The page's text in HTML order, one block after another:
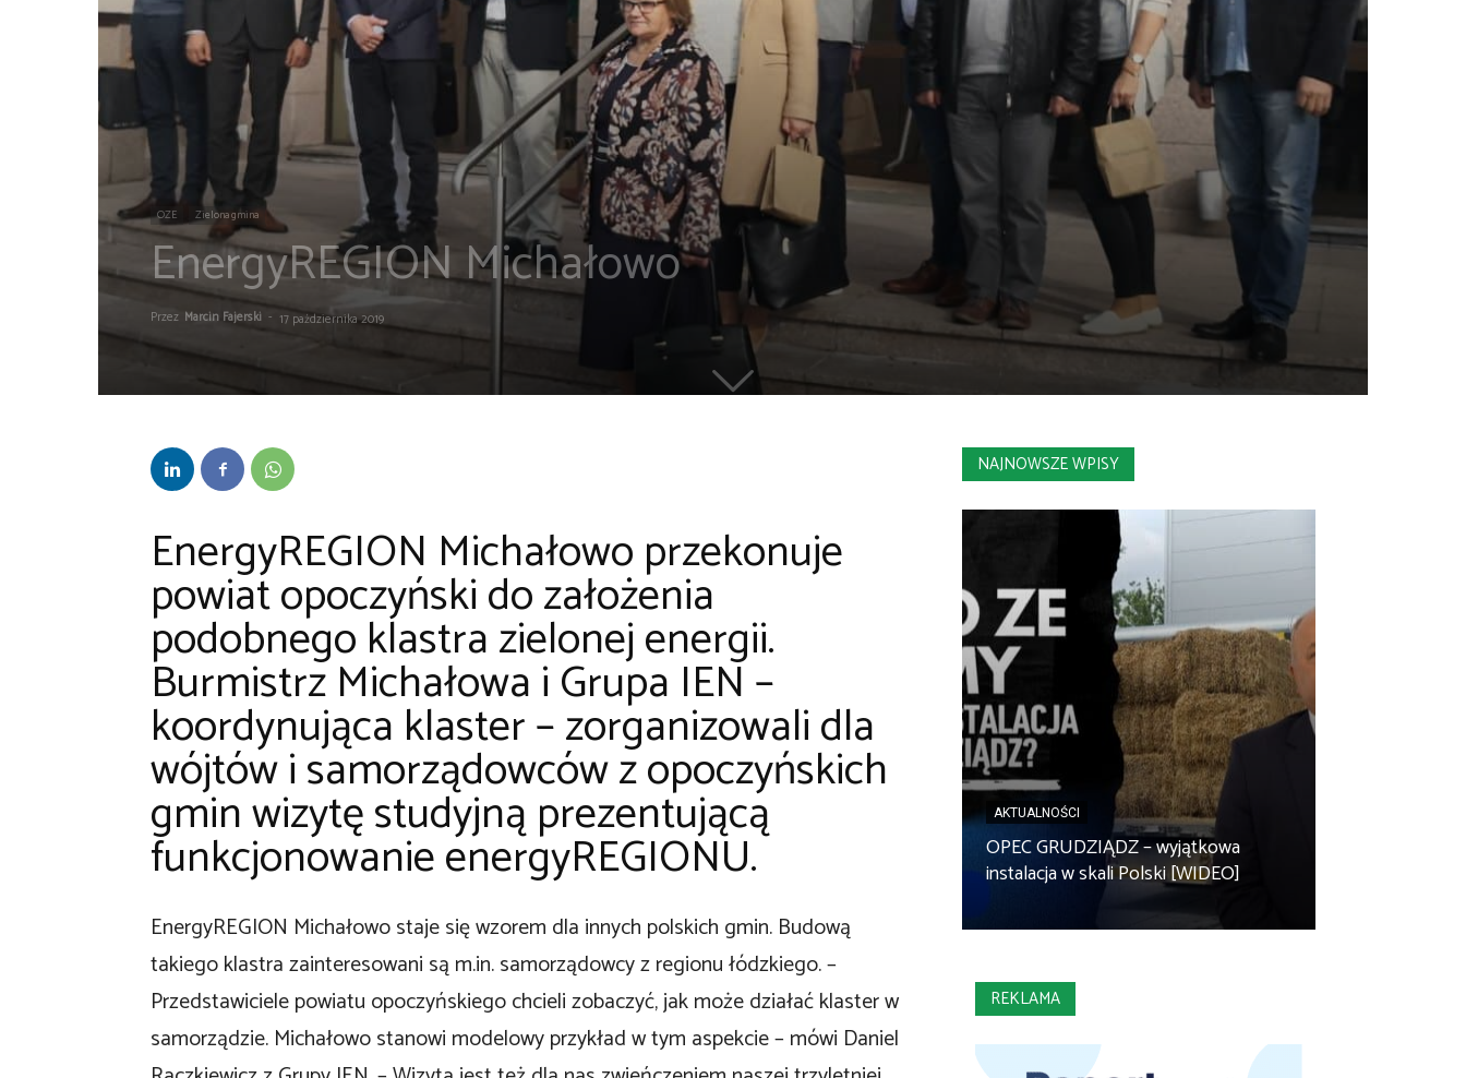
OZE Zielona gmina
EnergyREGION Michałowo
Przez Marcin Fajerski - 17 października 2019
EnergyREGION Michałowo przekonuje
powiat opoczyński do założenia
podobnego klastra zielonej energii.
Burmistrz Michałowa i Grupa IEN –
koordynująca klaster – zorganizowali dla
wójtów i samorządowców z opoczyńskich
gmin wizytę studyjną prezentującą
funkcjonowanie energyREGIONU.
EnergyREGION Michałowo staje się wzorem dla innych polskich gmin. Budową
takiego klastra zainteresowani są m.in. samorządowcy z regionu łódzkiego. –
Przedstawiciele powiatu opoczyńskiego chcieli zobaczyć, jak może działać klaster w
samorządzie. Michałowo stanowi modelowy przykład w tym aspekcie – mówi Daniel
NAJNOWSZE WPISY
AKTUALNOŚCI
OPEC GRUDZIĄDZ – wyjątkowa
instalacja w skali Polski [WIDEO]
REKLAMA